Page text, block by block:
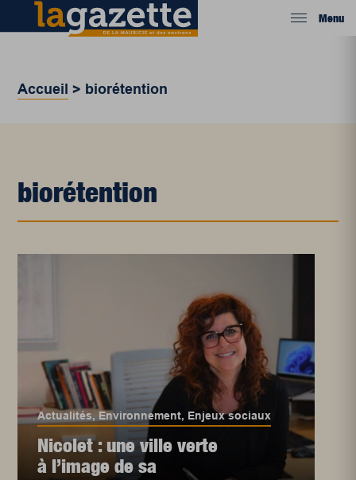
Menu
Accueil > biorétention
biorétention
Actualités, Environnement, Enjeux sociaux
Nicolet : une ville verte
à l’image de sa